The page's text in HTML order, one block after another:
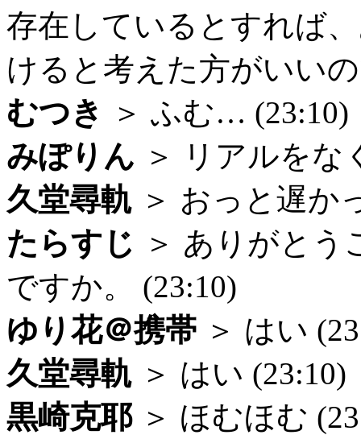
存在しているとすれば
けると考えた方がいい
むつき
＞ ふむ… (23:10)
みぽりん ＞ リアルをな
久堂尋軌 ＞ おっと遅か
たらすじ ＞ ありがとう
ですか。 (23:10)
ゆり花＠携帯 ＞ はい
久堂尋軌 ＞ はい (23:10)
黒崎克耶＞ ほむほむ